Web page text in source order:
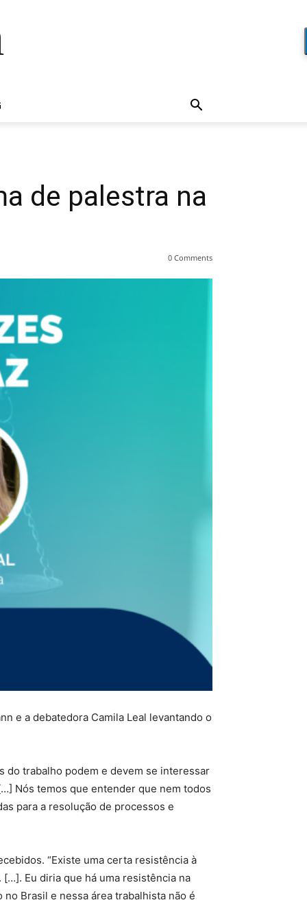
de palestra na
0 Comments
e a debatedora Camila Leal levantando o
do trabalho podem e devem se interessar
Nós temos que entender que nem todos
para a resolução de processos e
“Existe uma certa resistência à
Eu diria que há uma resistência na
Brasil e nessa área trabalhista não é